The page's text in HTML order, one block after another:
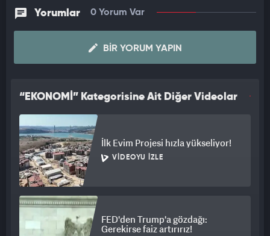
Yorumlar 0 Yorum Var
BIR YORUM YAPIN
“EKONOMİ” Kategorisine Ait Diğer Videolar
İlk Evim Projesi hızla yükseliyor!
VIDEOYU İZLE
FED'den Trump'a gözdağı:
Gerekirse faiz artırırız!